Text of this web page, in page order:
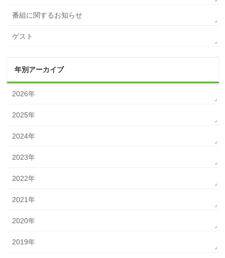
番組に関するお知らせ
ゲスト
年別アーカイブ
2026年
2025年
2024年
2023年
2022年
2021年
2020年
2019年